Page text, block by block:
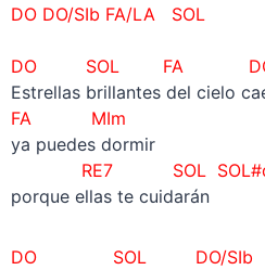
DO DO/SIb FA/LA SOL
DO SOL FA
Estrellas brillantes del cielo
FA MIm
ya puedes dormir
RE7 SOL
porque ellas te cuidarán
DO SOL DO/SIb